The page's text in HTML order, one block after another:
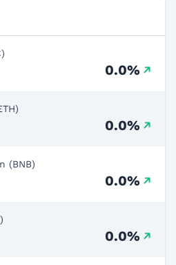
0.0%
0.0%
(BNB)
0.0%
0.0%